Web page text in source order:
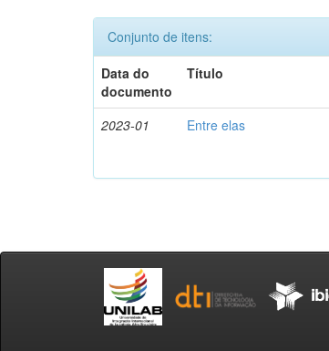
Conjunto de itens:
Data do
documento
Título
2023-01 Entre elas